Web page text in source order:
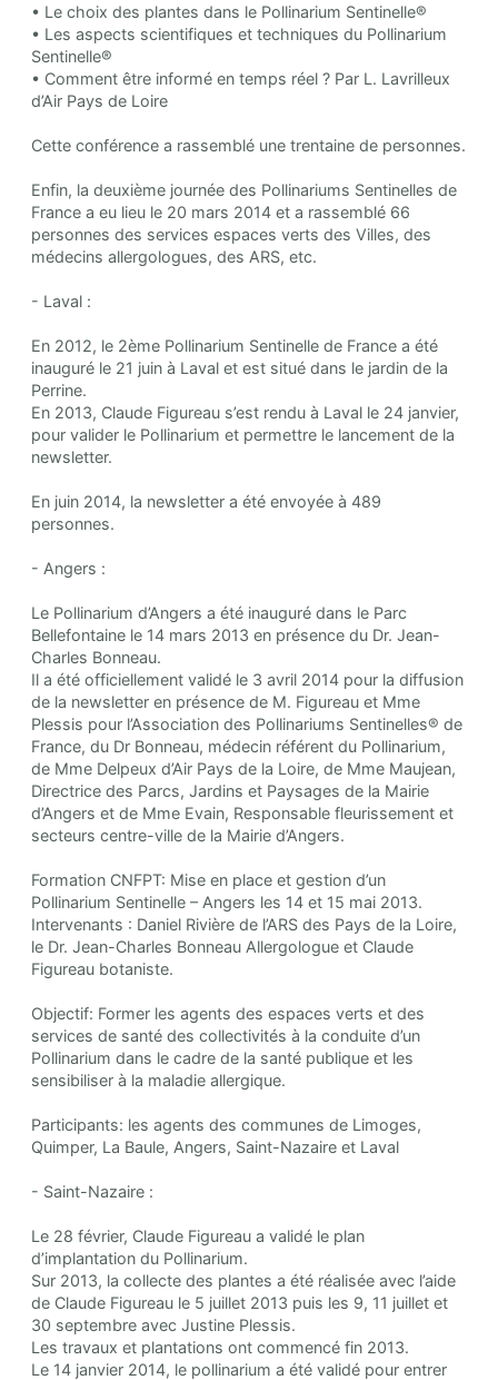
• Le choix des plantes dans le Pollinarium Sentinelle®
• Les aspects scientifiques et techniques du Pollinarium
Sentinelle®
• Comment être informé en temps réel ? Par L. Lavrilleux
d’Air Pays de Loire
Cette conférence a rassemblé une trentaine de personnes.
Enfin, la deuxième journée des Pollinariums Sentinelles de
France a eu lieu le 20 mars 2014 et a rassemblé 66
personnes des services espaces verts des Villes, des
médecins allergologues, des ARS, etc.
- Laval :
En 2012, le 2ème Pollinarium Sentinelle de France a été
inauguré le 21 juin à Laval et est situé dans le jardin de la
Perrine.
En 2013, Claude Figureau s’est rendu à Laval le 24 janvier,
pour valider le Pollinarium et permettre le lancement de la
newsletter.
En juin 2014, la newsletter a été envoyée à 489
personnes.
- Angers :
Le Pollinarium d’Angers a été inauguré dans le Parc
Bellefontaine le 14 mars 2013 en présence du Dr. Jean-
Charles Bonneau.
Il a été officiellement validé le 3 avril 2014 pour la diffusion
de la newsletter en présence de M. Figureau et Mme
Plessis pour l’Association des Pollinariums Sentinelles® de
France, du Dr Bonneau, médecin référent du Pollinarium,
de Mme Delpeux d’Air Pays de la Loire, de Mme Maujean,
Directrice des Parcs, Jardins et Paysages de la Mairie
d’Angers et de Mme Evain, Responsable fleurissement et
secteurs centre-ville de la Mairie d’Angers.
Formation CNFPT: Mise en place et gestion d’un
Pollinarium Sentinelle – Angers les 14 et 15 mai 2013.
Intervenants : Daniel Rivière de l’ARS des Pays de la Loire,
le Dr. Jean-Charles Bonneau Allergologue et Claude
Figureau botaniste.
Objectif: Former les agents des espaces verts et des
services de santé des collectivités à la conduite d’un
Pollinarium dans le cadre de la santé publique et les
sensibiliser à la maladie allergique.
Participants: les agents des communes de Limoges,
Quimper, La Baule, Angers, Saint-Nazaire et Laval
- Saint-Nazaire :
Le 28 février, Claude Figureau a validé le plan
d’implantation du Pollinarium.
Sur 2013, la collecte des plantes a été réalisée avec l’aide
de Claude Figureau le 5 juillet 2013 puis les 9, 11 juillet et
30 septembre avec Justine Plessis.
Les travaux et plantations ont commencé fin 2013.
Le 14 janvier 2014, le pollinarium a été validé pour entrer